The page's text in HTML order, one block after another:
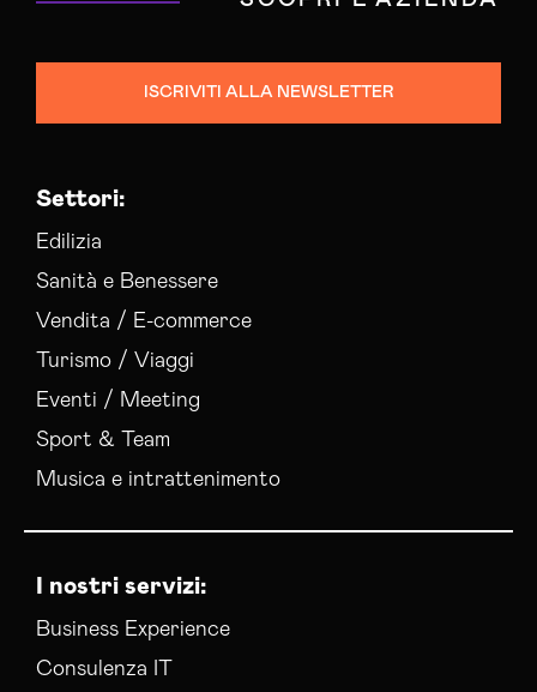
ISCRIVITI ALLA NEWSLETTER
Settori:
Edilizia
Sanità e Benessere
Vendita / E-commerce
Turismo / Viaggi
Eventi / Meeting
Sport & Team
Musica e intrattenimento
I nostri servizi:
Business Experience
Consulenza IT